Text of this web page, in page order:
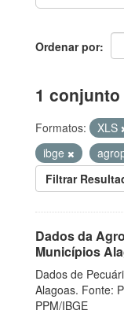
Ordenar por
1
Formatos: XLS
ibge
Filtrar
Dados da
Municípios
Dados de
Alagoas. Fonte:
PPM/IBGE